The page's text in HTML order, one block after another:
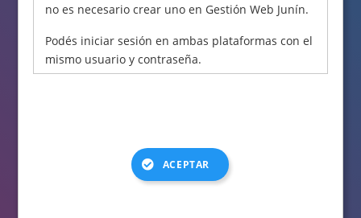
Términos y condiciones
Declaro conocer y aceptar lo establecido en la
no es necesario crear uno en Gestión Web Junín.
Podés iniciar sesión en ambas plataformas con el
mismo usuario y contraseña.
ACEPTAR